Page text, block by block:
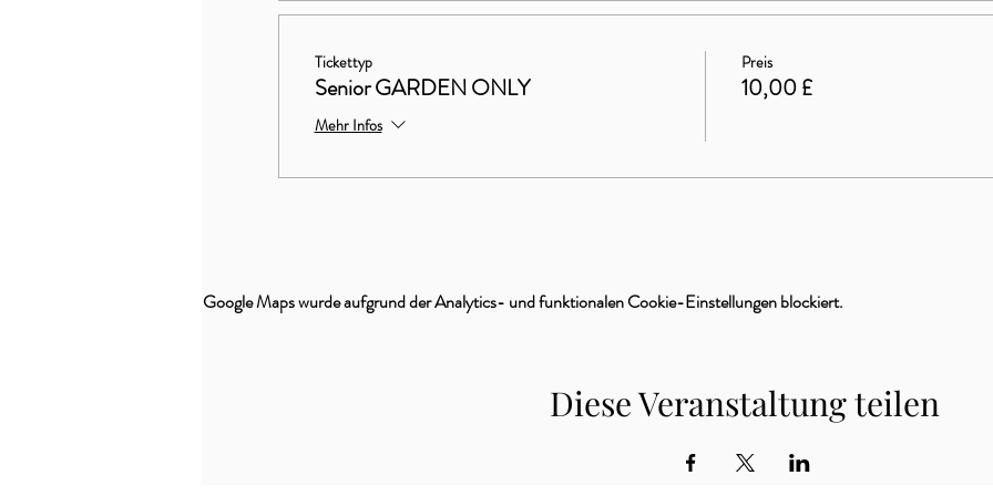
Tickettyp
Senior GARDEN ONLY
Mehr Infos
Preis
10,00 £
Google Maps wurde aufgrund der Analytics- und funktionalen Cookie-Einstellungen blockiert.
Diese Veranstaltung teilen